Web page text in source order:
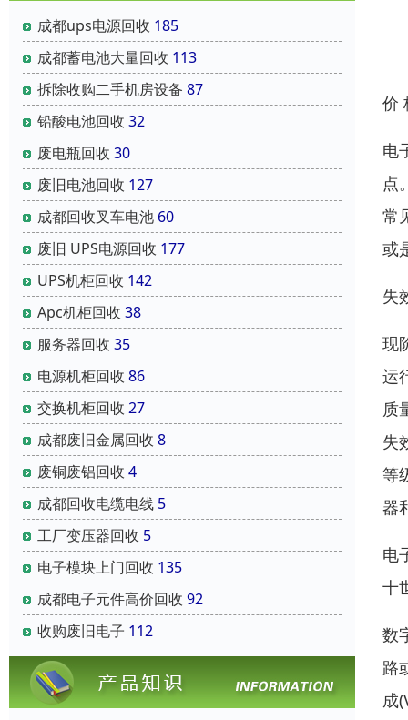
成都ups电源回收 185
成都蓄电池大量回收 113
拆除收购二手机房设备 87
铅酸电池回收 32
废电瓶回收 30
废旧电池回收 127
成都回收叉车电池 60
废旧 UPS电源回收 177
UPS机柜回收 142
Apc机柜回收 38
服务器回收 35
电源机柜回收 86
交换机柜回收 27
成都废旧金属回收 8
废铜废铝回收 4
成都回收电缆电线 5
工厂变压器回收 5
电子模块上门回收 135
成都电子元件高价回收 92
收购废旧电子 112
价
电
点
常
或
失
现
运
质
失
等
器
电
十
数
路
成